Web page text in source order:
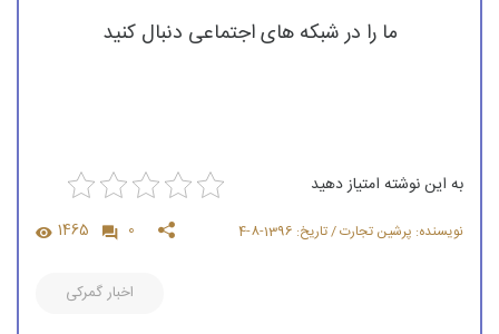
ما را در شبکه های اجتماعی دنبال کنید
به این نوشته امتیاز دهید
نویسنده: پرشین تجارت / تاریخ: 1396-8-4 0
1465
اخبار گمرکی